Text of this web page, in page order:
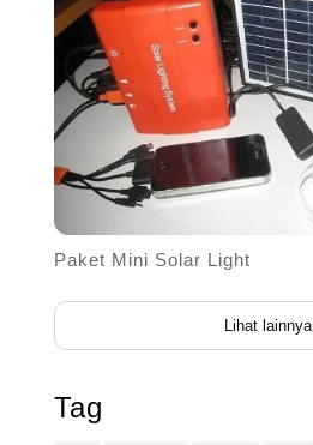
Paket Mini Solar Light
Lihat lainnya
Tag